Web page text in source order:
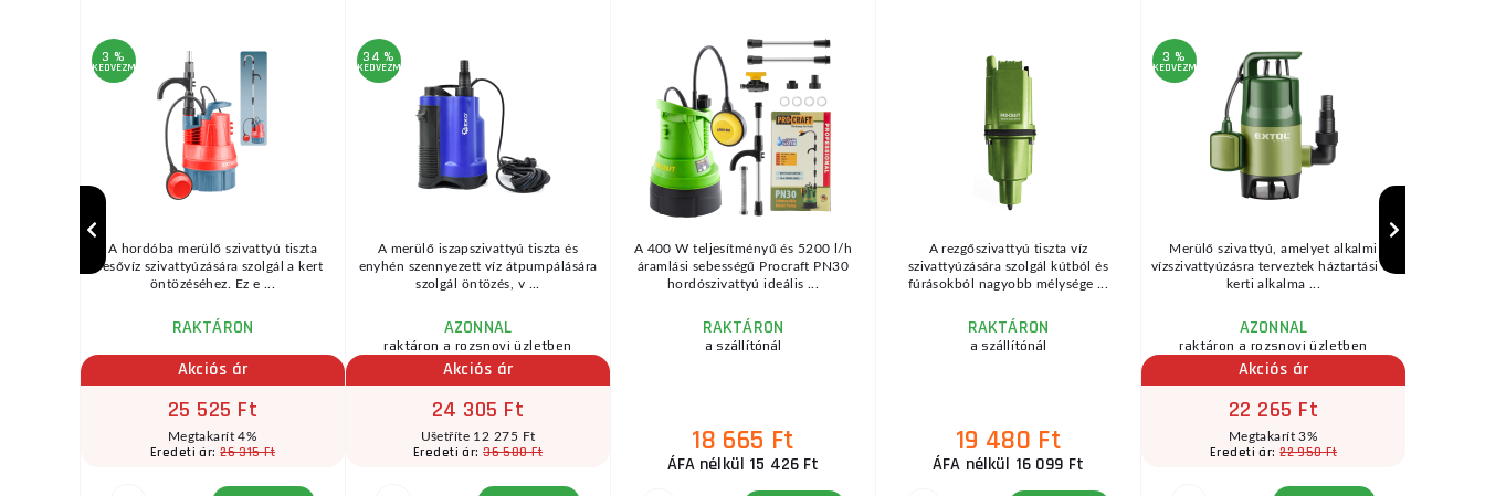
3 %
KEDVEZMÉNY
A hordóba merülő szivattyú tiszta
esővíz szivattyúzására szolgál a kert
öntözéséhez. Ez e ...
RAKTÁRON
Akciós ár
25 525 Ft
Megtakarít 4%
Eredeti ár:26 315 Ft
34 %
KEDVEZMÉNY
A merülő iszapszivattyú tiszta és
enyhén szennyezett víz átpumpálására
szolgál öntözés, v ...
AZONNAL
raktáron a rozsnovi üzletben
Akciós ár
24 305 Ft
Ušetříte 12 275 Ft
Eredeti ár:36 580 Ft
A 400 W teljesítményű és 5200 l/h
áramlási sebességű Procraft PN30
hordószivattyú ideális ...
RAKTÁRON
a szállítónál
18 665 Ft
ÁFA nélkül 15 426 Ft
A rezgőszivattyú tiszta víz
szivattyúzására szolgál kútból és
fúrásokból nagyobb mélysége ...
RAKTÁRON
a szállítónál
19 480 Ft
ÁFA nélkül 16 099 Ft
3 %
KEDVEZMÉNY
Merülő szivattyú, amelyet alkalmi
vízszivattyúzásra terveztek háztartási és
kerti alkalma ...
AZONNAL
raktáron a rozsnovi üzletben
Akciós ár
22 265 Ft
Megtakarít 3%
Eredeti ár:22 950 Ft